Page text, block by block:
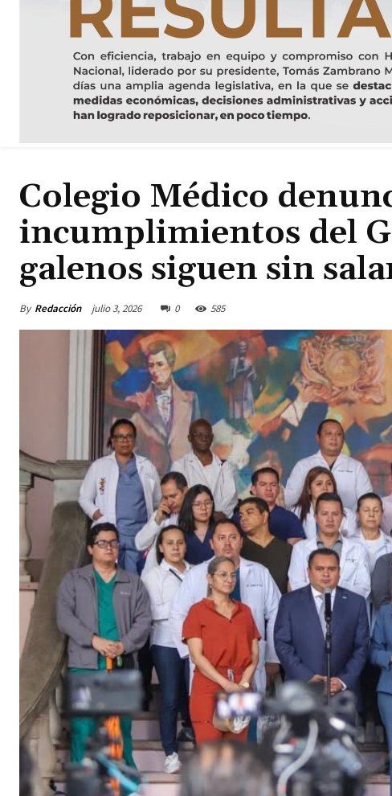
Colegio Médico
incumplimientos del
galenos siguen sin
By Redacción julio 3, 2026 0 585